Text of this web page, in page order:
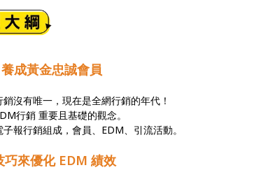
成黃金忠誠會員
沒有唯一，現在是全網行銷的年代！
行銷 重要且基礎的觀念。
報行銷組成，會員、EDM、引流活動。
巧來優化 EDM 績效